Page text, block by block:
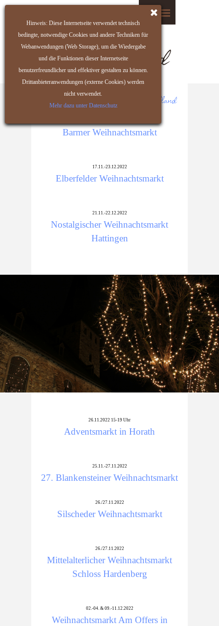
Barmer Weihnachtsmarkt
17.11.-23.12.2022
Elberfelder Weihnachtsmarkt
21.11.-22.12.2022
Nostalgischer Weihnachtsmarkt
Hattingen
26.11.2022 15-19 Uhr
Adventsmarkt in Horath
25.11.-27.11.2022
27. Blankensteiner Weihnachtsmarkt
26./27.11.2022
Silscheder Weihnachtsmarkt
26./27.11.2022
Mittelalterlicher Weihnachtsmarkt
Schloss Hardenberg
02.-04. & 09.-11.12.2022
Weihnachtsmarkt Am Offers in
Hinweis: Diese Internetseite verwendet technisch
bedingte, notwendige Cookies und andere Techniken für
Webanwendungen (Web Storage), um die Wiedergabe
und die Funktionen dieser Internetseite
benutzerfreundlicher und effektiver gestalten zu können.
Drittanbieteranwendungen (externe Cookies) werden
nicht verwendet.
Mehr dazu unter Datenschutz